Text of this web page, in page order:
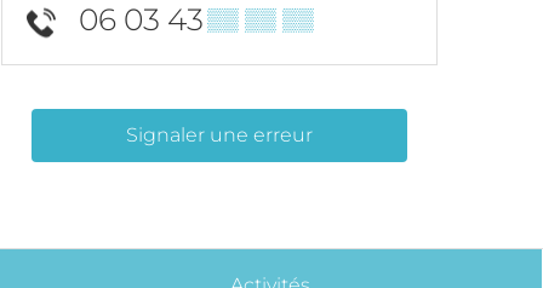
06 03 43▒▒ ▒▒ ▒▒
Signaler une erreur